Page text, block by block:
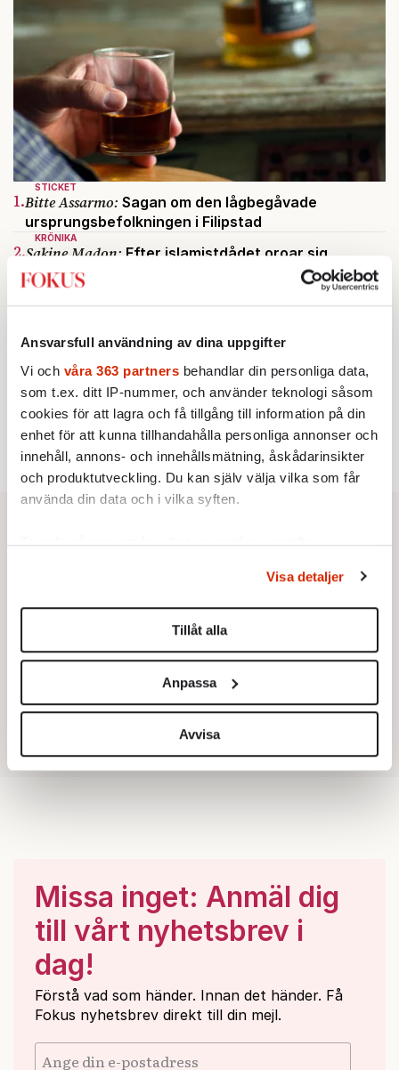
Ansvarsfull användning av dina uppgifter
Vi och våra 363 partners behandlar din personliga data,
som t.ex. ditt IP-nummer, och använder teknologi såsom
cookies för att lagra och få tillgång till information på din
enhet för att kunna tillhandahålla personliga annonser och
innehåll, annons- och innehållsmätning, åskådarinsikter
och produktutveckling. Du kan själv välja vilka som får
använda din data och i vilka syften.
Ta reda på mer om hur dina personliga uppgifter
Du kan ändra eller dra tillbaka ditt samtycke när som
helst från cookie-förklaringen.
Vi använder enhetsidentifierare för att anpassa innehållet
för sociala medier och analysera vår trafik. Vi
vidarebefordrar även sådana identifierare och annan
information från din enhet till de sociala medier och
annons- och analysföretag som vi samarbetar med.
Visa detaljer
Tillåt alla
Anpassa
Avvisa
STICKET
1.Bitte Assarmo: Sagan om den lågbegåvade
ursprungsbefolkningen i Filipstad
KRÖNIKA
2.Sakine Madon: Efter islamistdådet oroar sig
vänstern för Agnes Wold
STICKET
3.Dan Korn:Quisling, quislingar och sten i glashus
4.Därför liknar Putin både tsaren och Stalin
Av: Bengt Jangfeldt
STICKET
5.Johan Romin:Varför ställs aldrig dessa frågor?
KRÖNIKA
6.Johan Hakelius:DN-rubriken visar vad som sägs
mellan raderna
Missa inget: Anmäl dig
till vårt nyhetsbrev i
dag!
Förstå vad som händer. Innan det händer. Få
Fokus nyhetsbrev direkt till din mejl.